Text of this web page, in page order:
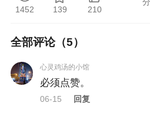
纸质材料报送截止时间为
市人才服务中心603室。联
3、其它事项按苏人协发〔
1452 139 210
全部评论（5）
心灵鸡汤的小馆
必须点赞。
06-15 回复